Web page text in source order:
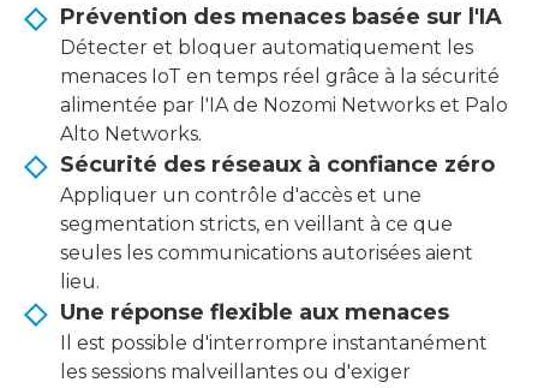
Prévention des menaces basée sur l'IA
Détecter et bloquer automatiquement les
menaces IoT en temps réel grâce à la sécurité
alimentée par l'IA de Nozomi Networks et Palo
Alto Networks.
Sécurité des réseaux à confiance zéro
Appliquer un contrôle d'accès et une
segmentation stricts, en veillant à ce que
seules les communications autorisées aient
lieu.
Une réponse flexible aux menaces
Il est possible d'interrompre instantanément
les sessions malveillantes ou d'exiger